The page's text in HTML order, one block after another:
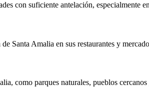
con suficiente antelación, especialmente
Santa Amalia en sus restaurantes y
como parques naturales, pueblos cercanos